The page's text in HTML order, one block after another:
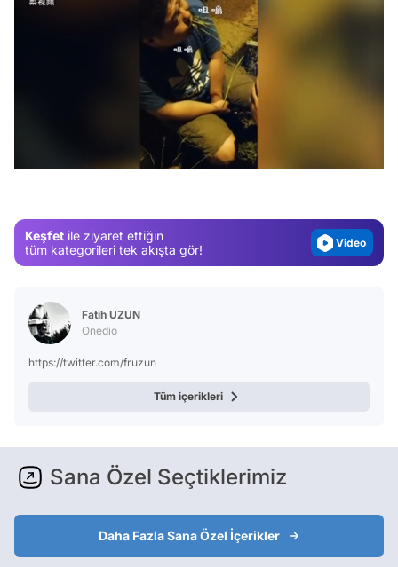
Keşfet ile ziyaret ettiğin
tüm kategorileri tek akışta gör!
Video
Fatih UZUN
Onedio
https://twitter.com/fruzun
Tüm içerikleri
Sana Özel Seçtiklerimiz
Daha Fazla Sana Özel İçerikler